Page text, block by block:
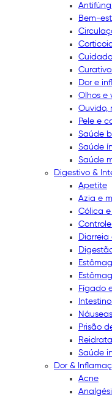
Bem-
Dor e
Olhos e
Ouvido,
Pele e
Saúde
Saúde
Saúde
Digestivo &
Apetite
Azia e
Cólica e
Diarreia
Fígado
Prisão
Saúde
Dor &
Acne